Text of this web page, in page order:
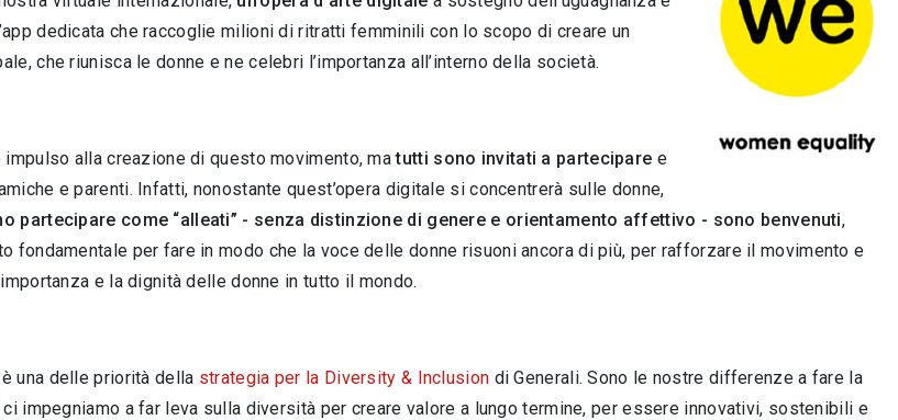
dedicata che raccoglie milioni di ritratti femminili con lo scopo di creare un
che riunisca le donne e ne celebri l’importanza all’interno della società.
impulso alla creazione di questo movimento, matutti sono invitati a partecipare e
e parenti. Infatti, nonostante quest’opera digitale si concentrerà sulle donne,
partecipare come “alleati” - senza distinzione di genere e orientamento affettivo - sono benvenuti,
fondamentale per fare in modo che la voce delle donne risuoni ancora di più, per rafforzare il movimento e
e la dignità delle donne in tutto il mondo.
una delle priorità della strategia per la Diversity & Inclusion di Generali. Sono le nostre differenze a fare la
impegniamo a far leva sulla diversità per creare valore a lungo termine, per essere innovativi, sostenibili e